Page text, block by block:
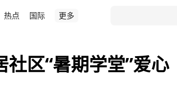
热点 国际 更多
区“暑期学堂”爱心